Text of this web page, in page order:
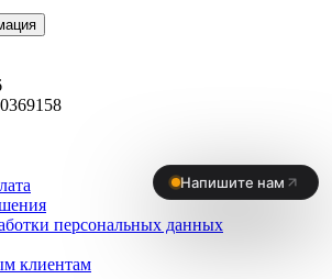
персональных данных
клиентам